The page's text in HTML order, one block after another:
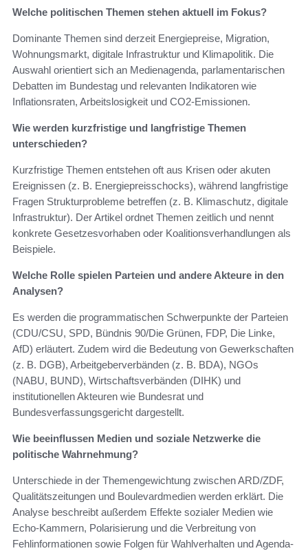
Welche politischen Themen stehen aktuell im Fokus?
Dominante Themen sind derzeit Energiepreise, Migration,
Wohnungsmarkt, digitale Infrastruktur und Klimapolitik. Die
Auswahl orientiert sich an Medienagenda, parlamentarischen
Debatten im Bundestag und relevanten Indikatoren wie
Inflationsraten, Arbeitslosigkeit und CO2-Emissionen.
Wie werden kurzfristige und langfristige Themen
unterschieden?
Kurzfristige Themen entstehen oft aus Krisen oder akuten
Ereignissen (z. B. Energiepreisschocks), während langfristige
Fragen Strukturprobleme betreffen (z. B. Klimaschutz, digitale
Infrastruktur). Der Artikel ordnet Themen zeitlich und nennt
konkrete Gesetzesvorhaben oder Koalitionsverhandlungen als
Beispiele.
Welche Rolle spielen Parteien und andere Akteure in den
Analysen?
Es werden die programmatischen Schwerpunkte der Parteien
(CDU/CSU, SPD, Bündnis 90/Die Grünen, FDP, Die Linke,
AfD) erläutert. Zudem wird die Bedeutung von Gewerkschaften
(z. B. DGB), Arbeitgeberverbänden (z. B. BDA), NGOs
(NABU, BUND), Wirtschaftsverbänden (DIHK) und
institutionellen Akteuren wie Bundesrat und
Bundesverfassungsgericht dargestellt.
Wie beeinflussen Medien und soziale Netzwerke die
politische Wahrnehmung?
Unterschiede in der Themengewichtung zwischen ARD/ZDF,
Qualitätszeitungen und Boulevardmedien werden erklärt. Die
Analyse beschreibt außerdem Effekte sozialer Medien wie
Echo-Kammern, Polarisierung und die Verbreitung von
Fehlinformationen sowie Folgen für Wahlverhalten und Agenda-